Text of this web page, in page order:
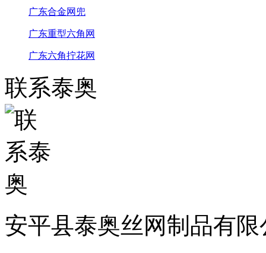
广东合金网兜
广东重型六角网
广东六角拧花网
联系泰奥
安平县泰奥丝网制品有限